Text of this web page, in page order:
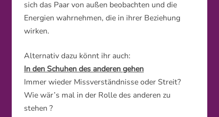
sich das Paar von außen beobachten und die
Energien wahrnehmen, die in ihrer Beziehung
wirken.
Alternativ dazu könnt ihr auch:
In den Schuhen des anderen gehen
Immer wieder Missverständnisse oder Streit?
Wie wär’s mal in der Rolle des anderen zu
stehen ?